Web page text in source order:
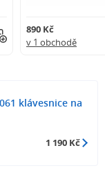
890 Kč
v 1 obchodě
klávesnice na
1 190 Kč